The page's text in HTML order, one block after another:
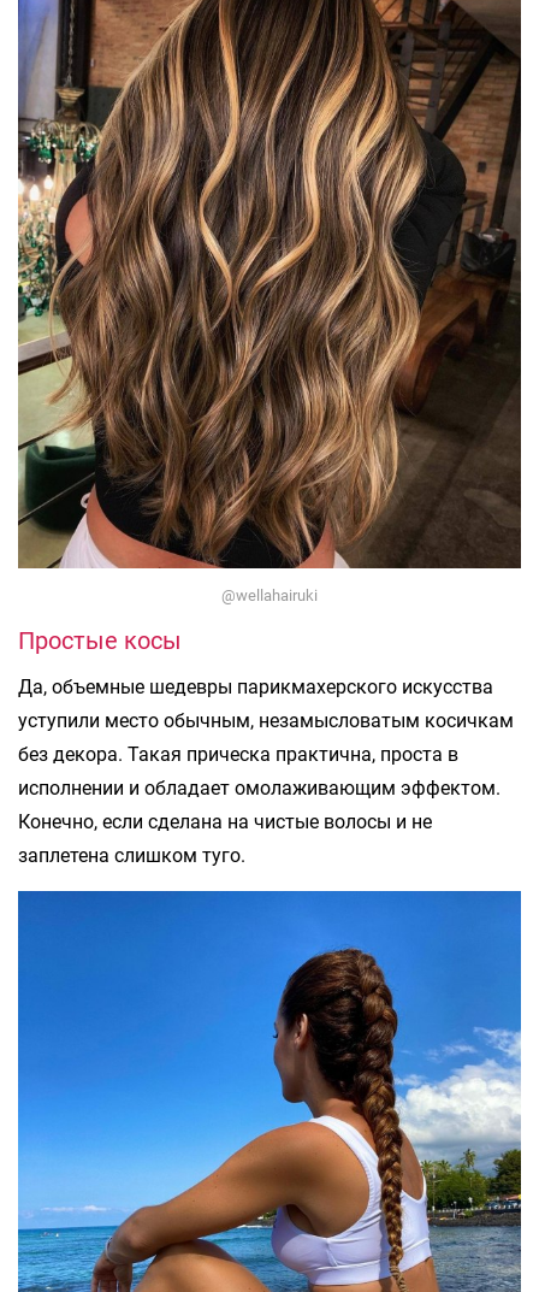
@wellahairuki
Простые косы
Да, объемные шедевры парикмахерского искусства
уступили место обычным, незамысловатым косичкам
без декора. Такая прическа практична, проста в
исполнении и обладает омолаживающим эффектом.
Конечно, если сделана на чистые волосы и не
заплетена слишком туго.